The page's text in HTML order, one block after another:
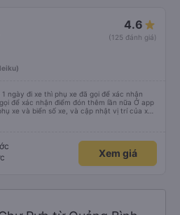
4.6
(125 đánh giá)
ngày đi xe thì phụ xe đã gọi để xác nhận
xác nhận điểm đón thêm lần nữa Ở app
xe và biển số xe, và cập nhật vị trí của xe
Xem giá